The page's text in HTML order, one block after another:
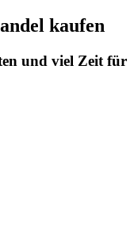
kaufen
und viel Zeit für